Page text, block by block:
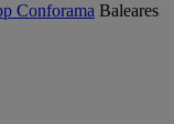
Conforama Baleares